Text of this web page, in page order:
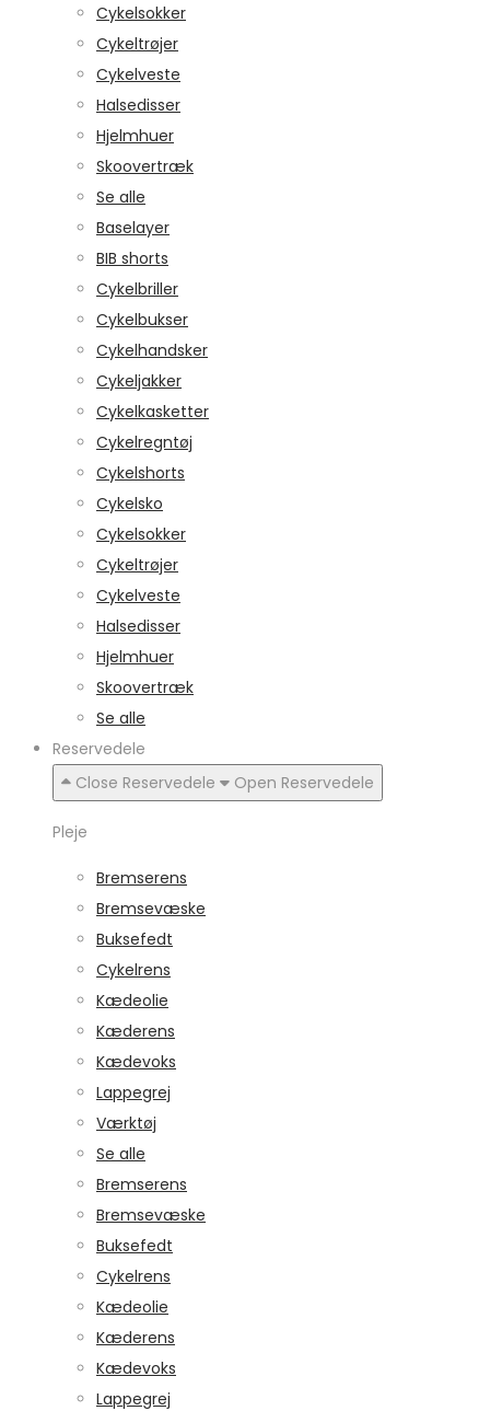
Cykelsokker
Cykeltrøjer
Cykelveste
Halsedisser
Hjelmhuer
Skoovertræk
Se alle
Baselayer
BIB shorts
Cykelbriller
Cykelbukser
Cykelhandsker
Cykeljakker
Cykelkasketter
Cykelregntøj
Cykelshorts
Cykelsko
Cykelsokker
Cykeltrøjer
Cykelveste
Halsedisser
Hjelmhuer
Skoovertræk
Se alle
Reservedele
Close Reservedele
Open Reservedele
Pleje
Bremserens
Bremsevæske
Buksefedt
Cykelrens
Kædeolie
Kæderens
Kædevoks
Lappegrej
Værktøj
Se alle
Bremserens
Bremsevæske
Buksefedt
Cykelrens
Kædeolie
Kæderens
Kædevoks
Lappegrej